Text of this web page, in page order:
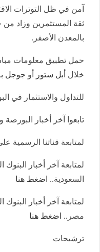
آمن في ظل التوترات
ثقة المستثمرين وزاد من
بالمعدن الأصفر.
حمل تطبيق معلومات
خلال أبل ستور أو جوجل
للتداول والاستثمار في
تابعوا آخر أخبار البورصة
لمتابعة قناتنا الرسمية
لمتابعة آخر أخبار
السعودية.. اضغط هنا
لمتابعة آخر أخبار
مصر.. اضغط هنا
ترشيحات